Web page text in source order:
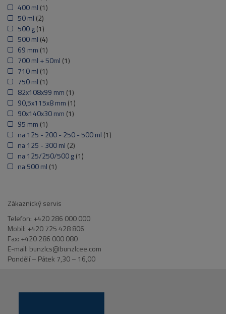
400 ml (1)
50 ml (2)
500 g (1)
500 ml (4)
69 mm (1)
700 ml + 50ml (1)
710 ml (1)
750 ml (1)
82x108x99 mm (1)
90,5x115x8 mm (1)
90x140x30 mm (1)
95 mm (1)
na 125 - 200 - 250 - 500 ml (1)
na 125 - 300 ml (2)
na 125/250/500 g (1)
na 500 ml (1)
Zákaznický servis
Telefon: +420 286 000 000
Mobil: +420 725 428 806
Fax: +420 286 000 080
E-mail: bunzlcs@bunzlcee.com
Pondělí – Pátek 7,30 – 16,00